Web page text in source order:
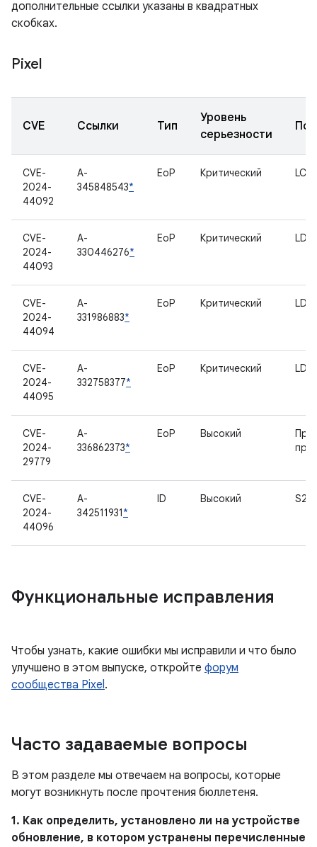
дополнительные ссылки указаны в квадратных
скобках.
Pixel
CVE Ссылки Тип
Уровень
серьезности
CVE-
2024-
44092
A-
345848543*
EoP Критический LCS
CVE-
2024-
44093
A-
330446276*
EoP Критический
CVE-
2024-
44094
A-
331986883*
EoP Критический
CVE-
2024-
44095
A-
332758377*
EoP Критический
CVE-
2024-
29779
A-
336862373*
EoP Высокий
CVE-
2024-
44096
A-
342511931*
ID Высокий
Функциональные исправления
Чтобы узнать, какие ошибки мы исправили и что было
улучшено в этом выпуске, откройте форум
сообщества Pixel.
Часто задаваемые вопросы
В этом разделе мы отвечаем на вопросы, которые
могут возникнуть после прочтения бюллетеня.
1. Как определить, установлено ли на устройстве
обновление, в котором устранены перечисленные